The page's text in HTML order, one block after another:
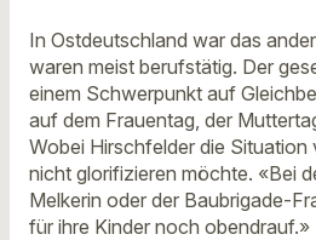
In Ostdeutschland war das
waren meist berufstätig. Der
einem Schwerpunkt auf
auf dem Frauentag, der
Wobei Hirschfelder die Situation
nicht glorifizieren möchte. «Bei
Melkerin oder der Baubrigade-
für ihre Kinder noch obendrauf.»